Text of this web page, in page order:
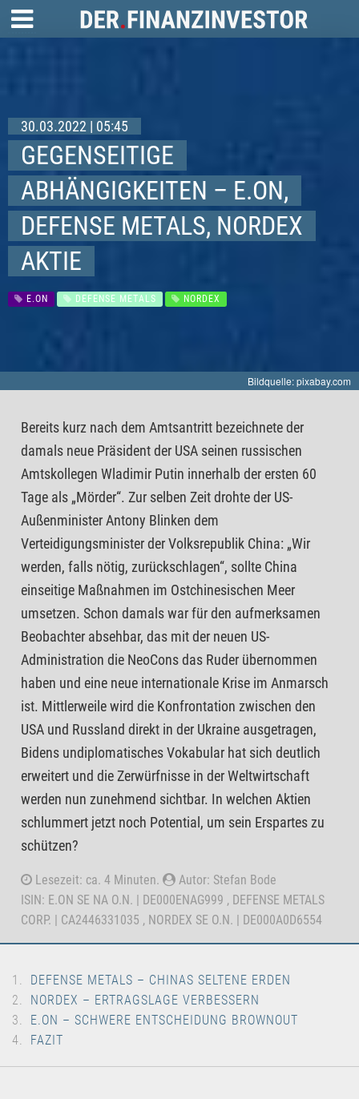
30.03.2022 | 05:45
GEGENSEITIGE
ABHÄNGIGKEITEN – E.ON,
DEFENSE METALS, NORDEX
AKTIE
E.ON DEFENSE METALS NORDEX
Bildquelle: pixabay.com
Bereits kurz nach dem Amtsantritt bezeichnete der
damals neue Präsident der USA seinen russischen
Amtskollegen Wladimir Putin innerhalb der ersten 60
Tage als „Mörder“. Zur selben Zeit drohte der US-
Außenminister Antony Blinken dem
Verteidigungsminister der Volksrepublik China: „Wir
werden, falls nötig, zurückschlagen“, sollte China
einseitige Maßnahmen im Ostchinesischen Meer
umsetzen. Schon damals war für den aufmerksamen
Beobachter absehbar, das mit der neuen US-
Administration die NeoCons das Ruder übernommen
haben und eine neue internationale Krise im Anmarsch
ist. Mittlerweile wird die Konfrontation zwischen den
USA und Russland direkt in der Ukraine ausgetragen,
Bidens undiplomatisches Vokabular hat sich deutlich
erweitert und die Zerwürfnisse in der Weltwirtschaft
werden nun zunehmend sichtbar. In welchen Aktien
schlummert jetzt noch Potential, um sein Erspartes zu
schützen?
Lesezeit: ca. 4 Minuten.
Autor: Stefan Bode
ISIN: E.ON SE NA O.N. | DE000ENAG999 , DEFENSE METALS
CORP. | CA2446331035 , NORDEX SE O.N. | DE000A0D6554
DEFENSE METALS – CHINAS SELTENE ERDEN
NORDEX – ERTRAGSLAGE VERBESSERN
E.ON – SCHWERE ENTSCHEIDUNG BROWNOUT
FAZIT